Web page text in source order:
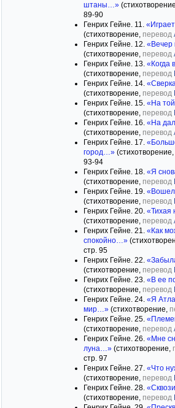
штаны…»
89-90
Генрих Гейне. 11.
(стихотворение, перевод
Генрих Гейне. 12.
(стихотворение, перевод
Генрих Гейне. 13. «Когда
(стихотворение, перевод
Генрих Гейне. 14.
(стихотворение, перевод
Генрих Гейне. 15. «На
(стихотворение, перевод
Генрих Гейне. 16. «На
(стихотворение, перевод
Генрих Гейне. 17.
город…» (стихотворение,
93-94
Генрих Гейне. 18. «Я
(стихотворение, перевод
Генрих Гейне. 19. «Вошел
(стихотворение, перевод
Генрих Гейне. 20. «Тихая
(стихотворение, перевод
Генрих Гейне. 21. «Как
спокойно…»
стр. 95
Генрих Гейне. 22.
(стихотворение, перевод
Генрих Гейне. 23. «В ее
(стихотворение, перевод
Генрих Гейне. 24. «Я
мир…» (стихотворение,
Генрих Гейне. 25.
(стихотворение, перевод
Генрих Гейне. 26. «Мне
луна…» (стихотворение,
стр. 97
Генрих Гейне. 27. «Что
(стихотворение, перевод
Генрих Гейне. 28.
(стихотворение, перевод